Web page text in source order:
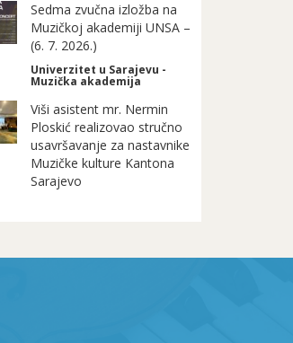
Sedma zvučna izložba na
Muzičkoj akademiji UNSA –
(6. 7. 2026.)
Univerzitet u Sarajevu -
Muzička akademija
Viši asistent mr. Nermin
Ploskić realizovao stručno
usavršavanje za nastavnike
Muzičke kulture Kantona
Sarajevo